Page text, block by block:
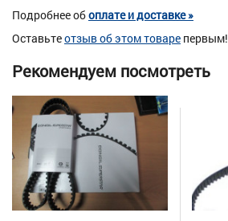
Подробнее обоплате и доставке »
Оставьтеотзыв об этом товаре первым!
Рекомендуем посмотреть